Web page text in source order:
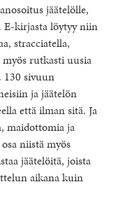
jäätelölle,
E-kirjasta löytyy niin
stracciatella,
rutkasti uusia
130 sivuun
ja jäätelön
että ilman sitä. Ja
maidottomia ja
niistä myös
jäätelöitä, joista
aikana kuin